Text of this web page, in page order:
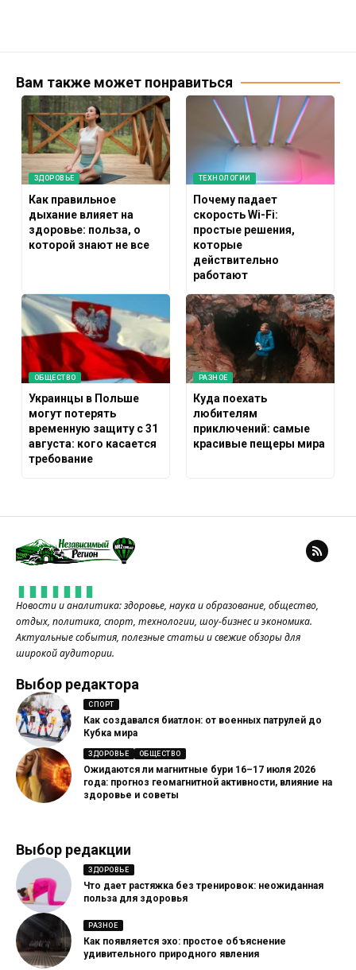
Вам также может понравиться
ЗДОРОВЬЕ
Как правильное
дыхание влияет на
здоровье: польза, о
которой знают не все
ТЕХНОЛОГИИ
Почему падает
скорость Wi-Fi:
простые решения,
которые
действительно
работают
ОБЩЕСТВО
Украинцы в Польше
могут потерять
временную защиту с 31
августа: кого касается
требование
РАЗНОЕ
Куда поехать
любителям
приключений: самые
красивые пещеры мира
Новости и аналитика: здоровье, наука и образование, общество,
отдых, политика, спорт, технологии, шоу-бизнес и экономика.
Актуальные события, полезные статьи и свежие обзоры для
широкой аудитории.
Выбор редактора
СПОРТ
Как создавался биатлон: от военных патрулей до
Кубка мира
ЗДОРОВЬЕ ОБЩЕСТВО
Ожидаются ли магнитные бури 16–17 июля 2026
года: прогноз геомагнитной активности, влияние на
здоровье и советы
Выбор редакции
ЗДОРОВЬЕ
Что дает растяжка без тренировок: неожиданная
польза для здоровья
РАЗНОЕ
Как появляется эхо: простое объяснение
удивительного природного явления